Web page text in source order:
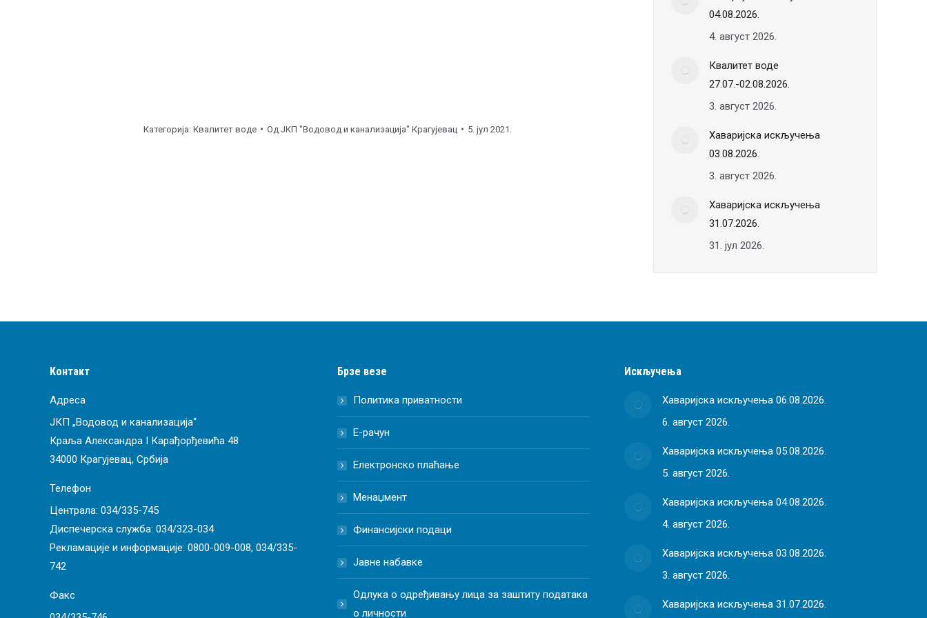
Категорија: Квалитет воде Од ЈКП "Водовод и канализација" Крагујевац 5. јул 2021.
04.08.2026.
4. август 2026.
Квалитет воде
27.07.-02.08.2026.
3. август 2026.
Хаваријска искључења
03.08.2026.
3. август 2026.
Хаваријска искључења
31.07.2026.
31. јул 2026.
Контакт
Адреса
ЈКП „Водовод и канализација“
Краља Александра I Карађорђевића 48
34000 Крагујевац, Србија
Телефон
Централа: 034/335-745
Диспечерска служба: 034/323-034
Рекламације и информације: 0800-009-008, 034/335-
742
Факс
Брзе везе
Политика приватности
Е-рачун
Електронско плаћање
Менаџмент
Финансијски подаци
Јавне набавке
Одлука о одређивању лица за заштиту података
о личности
Искључења
Хаваријска искључења 06.08.2026.
6. август 2026.
Хаваријска искључења 05.08.2026.
5. август 2026.
Хаваријска искључења 04.08.2026.
4. август 2026.
Хаваријска искључења 03.08.2026.
3. август 2026.
Хаваријска искључења 31.07.2026.